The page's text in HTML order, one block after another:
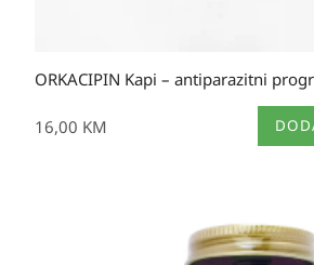
ORKACIPIN Kapi – antiparazitni
16,00 KM